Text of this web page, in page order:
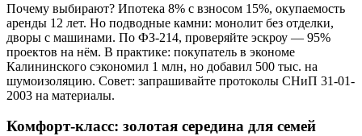
Почему выбирают? Ипотека 8% с взносом 15%, окупаемость
аренды 12 лет. Но подводные камни: монолит без отделки,
дворы с машинами. По ФЗ-214, проверяйте эскроу — 95%
проектов на нём. В практике: покупатель в экономе
Калининского сэкономил 1 млн, но добавил 500 тыс. на
шумоизоляцию. Совет: запрашивайте протоколы СНиП 31-01-
2003 на материалы.
Комфорт-класс: золотая середина для семей